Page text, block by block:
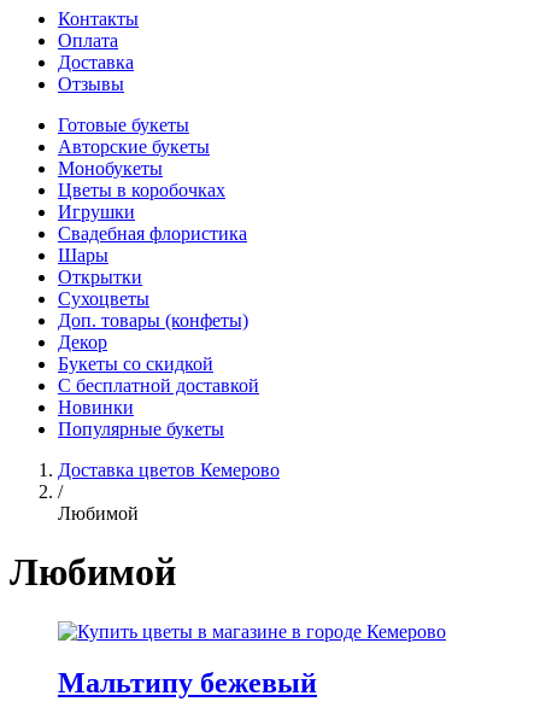
Контакты
Оплата
Доставка
Отзывы
Готовые букеты
Авторские букеты
Монобукеты
Цветы в коробочках
Игрушки
Свадебная флористика
Шары
Открытки
Сухоцветы
Доп. товары (конфеты)
Декор
Букеты со скидкой
С бесплатной доставкой
Новинки
Популярные букеты
Доставка цветов Кемерово
/
Любимой
Любимой
Мальтипу бежевый